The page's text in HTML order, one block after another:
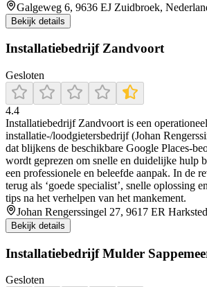
Galgeweg 6, 9636 EJ Zuidbroek,
Bekijk details
Installatiebedrijf Zandvoort
Gesloten
4.4
Installatiebedrijf Zandvoort is een operationeel
installatie-/loodgietersbedrijf (Johan
dat blijkens de beschikbare Google Places-
wordt geprezen om snelle en duidelijke hulp
een professionele en beleefde aanpak. In de
terug als ‘goede specialist’, snelle oplossing
tips na het verhelpen van het mankement.
Johan Rengerssingel 27, 9617 ER
Bekijk details
Installatiebedrijf Mulder
Gesloten